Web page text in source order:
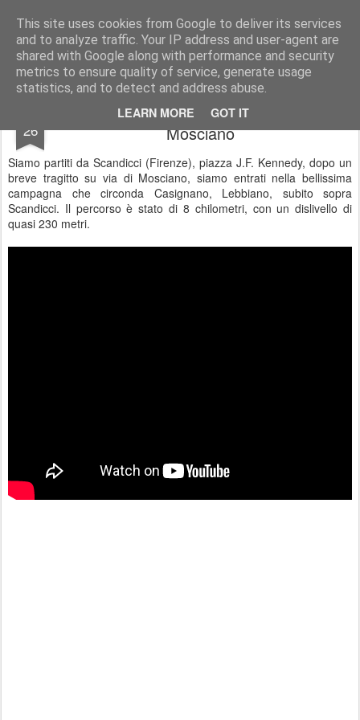
This site uses cookies from Google to deliver its services
and to analyze traffic. Your IP address and user-agent are
shared with Google along with performance and security
metrics to ensure quality of service, generate usage
statistics, and to detect and address abuse.
LEARN MORE GOT IT
Stefano Terraglia Creazioni
Pages
26
Escursione - Anello di San Polo a
Mosciano
Siamo partiti da Scandicci (Firenze), piazza J.F. Kennedy, dopo un
breve tragitto su via di Mosciano, siamo entrati nella bellissima
campagna che circonda Casignano, Lebbiano, subito sopra
Scandicci. Il percorso è stato di 8 chilometri, con un dislivello di
quasi 230 metri.